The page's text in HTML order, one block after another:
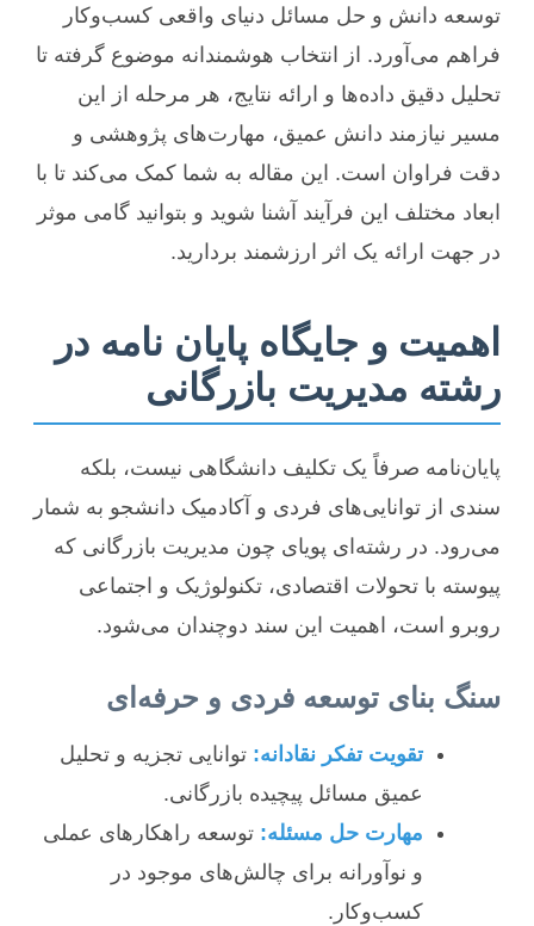
توسعه دانش و حل مسائل دنیای واقعی کسب‌وکار
فراهم می‌آورد. از انتخاب هوشمندانه موضوع گرفته تا
تحلیل دقیق داده‌ها و ارائه نتایج، هر مرحله از این
مسیر نیازمند دانش عمیق، مهارت‌های پژوهشی و
دقت فراوان است. این مقاله به شما کمک می‌کند تا با
ابعاد مختلف این فرآیند آشنا شوید و بتوانید گامی موثر
در جهت ارائه یک اثر ارزشمند بردارید.
اهمیت و جایگاه پایان نامه در
رشته مدیریت بازرگانی
پایان‌نامه صرفاً یک تکلیف دانشگاهی نیست، بلکه
سندی از توانایی‌های فردی و آکادمیک دانشجو به شمار
می‌رود. در رشته‌ای پویای چون مدیریت بازرگانی که
پیوسته با تحولات اقتصادی، تکنولوژیک و اجتماعی
روبرو است، اهمیت این سند دوچندان می‌شود.
سنگ بنای توسعه فردی و حرفه‌ای
تقویت تفکر نقادانه: توانایی تجزیه و تحلیل
عمیق مسائل پیچیده بازرگانی.
مهارت حل مسئله: توسعه راهکارهای عملی
و نوآورانه برای چالش‌های موجود در
کسب‌وکار.